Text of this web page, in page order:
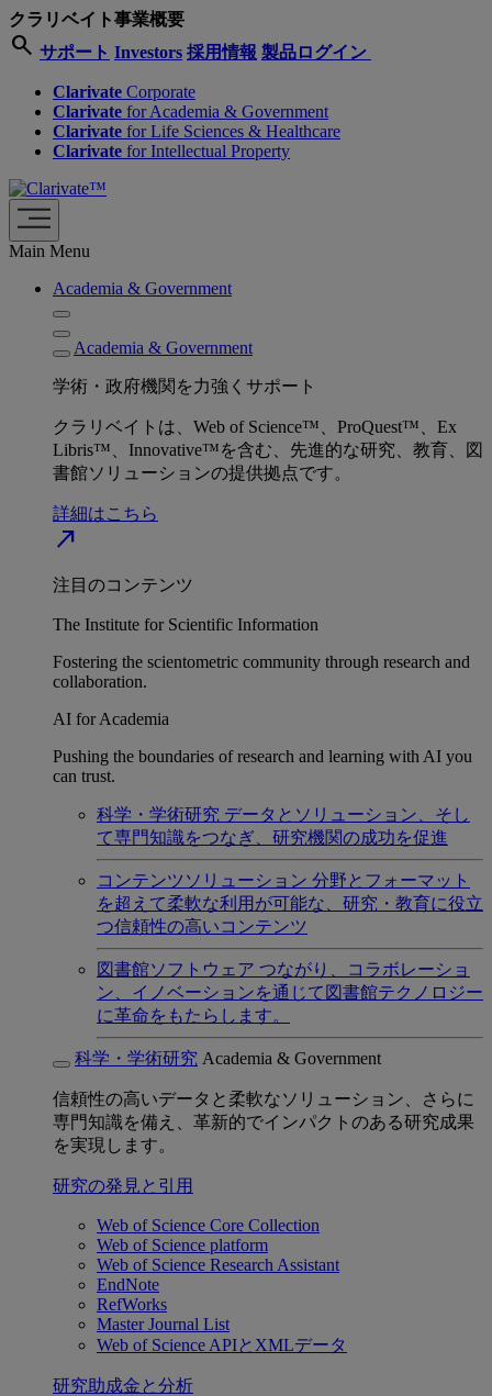
クラリベイト事業概要
search サポート Investors 採用情報 製品ログイン
Clarivate Corporate
Clarivate for Academia & Government
Clarivate for Life Sciences & Healthcare
Clarivate for Intellectual Property
Main Menu
Academia & Government
Academia & Government
学術・政府機関を力強くサポート
クラリベイトは、Web of Science™、ProQuest™、Ex
Libris™、Innovative™を含む、先進的な研究、教育、図
書館ソリューションの提供拠点です。
詳細はこちら
north_east
注目のコンテンツ
The Institute for Scientific Information
Fostering the scientometric community through research and
collaboration.
AI for Academia
Pushing the boundaries of research and learning with AI you
can trust.
科学・学術研究 データとソリューション、そし
て専門知識をつなぎ、研究機関の成功を促進
コンテンツソリューション 分野とフォーマット
を超えて柔軟な利用が可能な、研究・教育に役立
つ信頼性の高いコンテンツ
図書館ソフトウェア つながり、コラボレーショ
ン、イノベーションを通じて図書館テクノロジー
に革命をもたらします。
科学・学術研究 Academia & Government
信頼性の高いデータと柔軟なソリューション、さらに
専門知識を備え、革新的でインパクトのある研究成果
を実現します。
研究の発見と引用
Web of Science Core Collection
Web of Science platform
Web of Science Research Assistant
EndNote
RefWorks
Master Journal List
Web of Science APIとXMLデータ
研究助成金と分析